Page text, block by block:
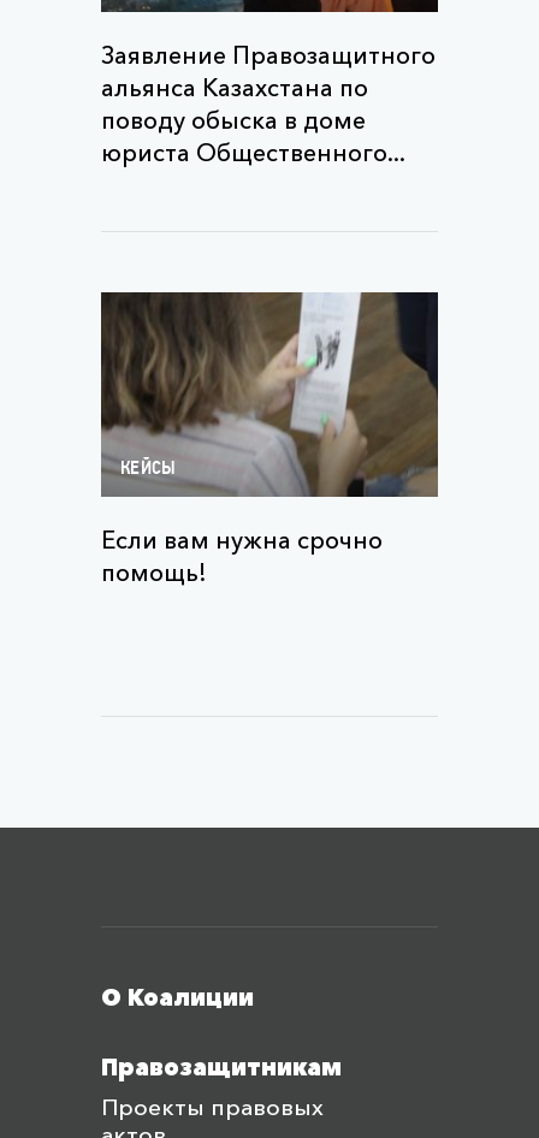
Заявление Правозащитного
альянса Казахстана по
поводу обыска в доме
юриста Общественного...
КЕЙСЫ
Если вам нужна срочно
помощь!
О Коалиции
Правозащитникам
Проекты правовых